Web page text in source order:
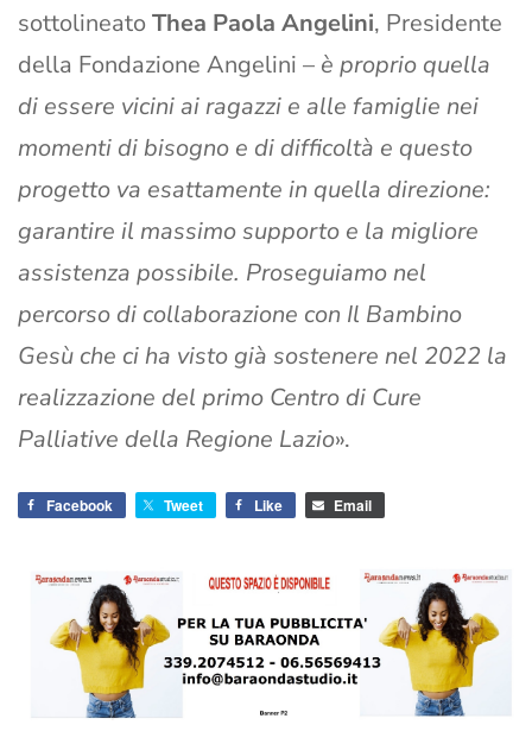
sottolineatoThea Paola Angelini, Presidente
della Fondazione Angelini – è proprio quella
di essere vicini ai ragazzi e alle famiglie nei
momenti di bisogno e di difficoltà e questo
progetto va esattamente in quella direzione:
garantire il massimo supporto e la migliore
assistenza possibile. Proseguiamo nel
percorso di collaborazione con Il Bambino
Gesù che ci ha visto già sostenere nel 2022 la
realizzazione del primo Centro di Cure
Palliative della Regione Lazio».
Facebook Tweet Like Email